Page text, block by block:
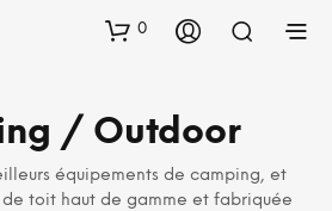
0
/ Outdoor
équipements de camping, et
toit haut de gamme et fabriquée